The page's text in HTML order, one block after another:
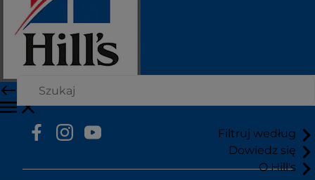
Filtruj według
Dowiedz się
O Hill's
Mapa strony
Nasze strony
Kariera